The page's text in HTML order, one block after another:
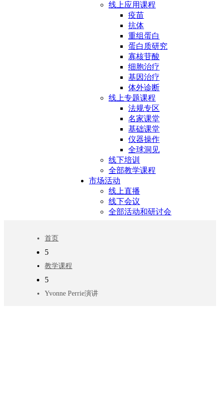
线上应用课程
疫苗
抗体
重组蛋白
蛋白质研究
寡核苷酸
细胞治疗
基因治疗
体外诊断
线上专题课程
法规专区
名家课堂
基础课堂
仪器操作
全球洞见
线下培训
全部教学课程
市场活动
线上直播
线下会议
全部活动和研讨会
首页
5
教学课程
5
Yvonne Perrie演讲